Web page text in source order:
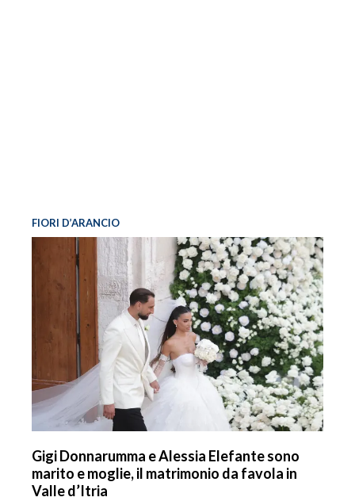
FIORI D’ARANCIO
Gigi Donnarumma e Alessia Elefante sono
marito e moglie, il matrimonio da favola in
Valle d’Itria